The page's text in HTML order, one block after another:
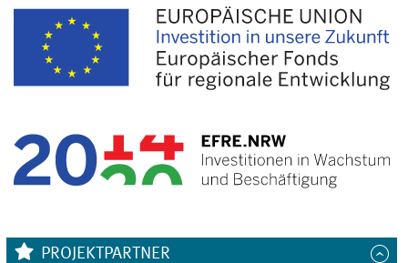
PROJEKTPARTNER